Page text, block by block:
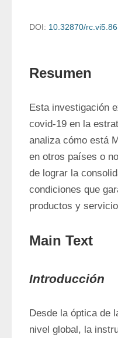
DOI: 10.32870/rc.vi5.86
Resumen
Esta investigación
covid-19 en la
analiza cómo está
en otros países o
de lograr la
condiciones que
productos y
Main Text
Introducción
Desde la óptica de
nivel global, la